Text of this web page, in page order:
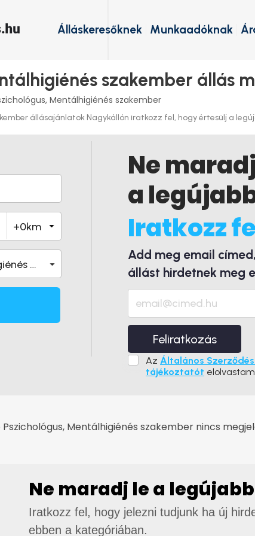
Munkaadóknak
Álláskeresőknek
szakember állás
Mentálhigiénés szakember
állásajánlatok Nagykállón iratkozz fel, hogy értesülj a
Pszichológus, Mentálhigiénés szakember
Ne
a
Iratkozz
Add meg email
állást hirdetnek meg
Feliratkozás
Az Általános
tájékoztatót
Pszichológus, Mentálhigiénés szakember nincs
Ne maradj le a
Iratkozz fel, hogy jelezni tudjunk ha új
ebben a kategóriában.